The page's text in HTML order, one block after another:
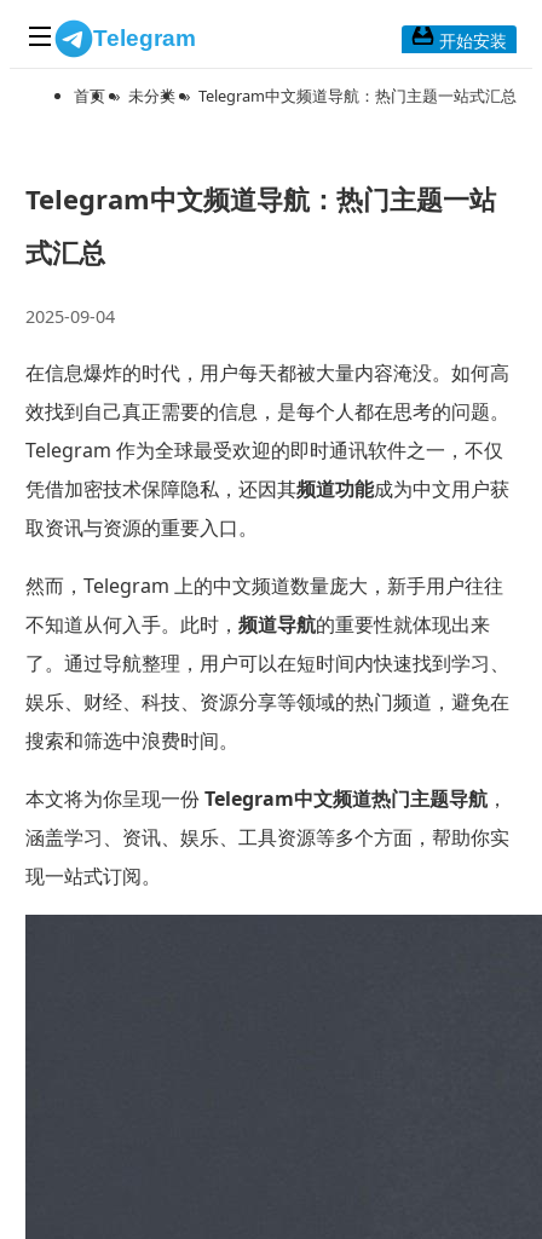
Telegram
应用下载
Telegram安卓版
Telegram Web版
开始安装
首页 » 未分类 » Telegram中文频道导航：热门主题一站式汇总
Telegram中文频道导航：热门主题一站
式汇总
2025-09-04
在信息爆炸的时代，用户每天都被大量内容淹没。如何高
效找到自己真正需要的信息，是每个人都在思考的问题。
Telegram 作为全球最受欢迎的即时通讯软件之一，不仅
凭借加密技术保障隐私，还因其频道功能成为中文用户获
取资讯与资源的重要入口。
然而，Telegram 上的中文频道数量庞大，新手用户往往
不知道从何入手。此时， 频道导航的重要性就体现出来
了。通过导航整理，用户可以在短时间内快速找到学习、
娱乐、财经、科技、资源分享等领域的热门频道，避免在
搜索和筛选中浪费时间。
本文将为你呈现一份Telegram中文频道热门主题导航，
涵盖学习、资讯、娱乐、工具资源等多个方面，帮助你实
现一站式订阅。